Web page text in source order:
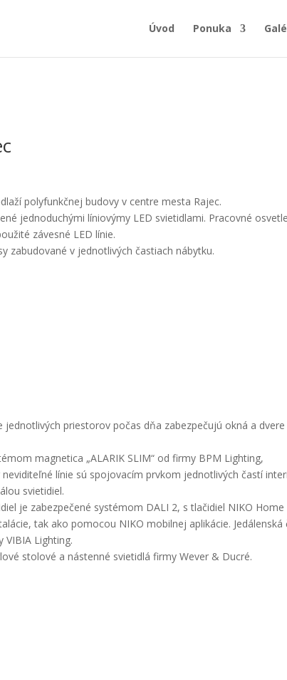
Úvod Ponuka
polyfunkčnej budovy v centre mesta Rajec.
jednoduchými líniovýmy LED svietidlami. Pracovné
závesné LED línie.
zabudované v jednotlivých častiach nábytku.
priestorov počas dňa zabezpečujú okná a
magnetica „ALARIK SLIM“ od firmy BPM Lighting,
línie sú spojovacím prvkom jednotlivých častí
svietidiel.
je zabezpečené systémom DALI 2, s tlačidiel NIKO Home
tak ako pomocou NIKO mobilnej aplikácie. Jedálenská
VIBIA Lighting.
stolové a nástenné svietidlá firmy Wever & Ducré.